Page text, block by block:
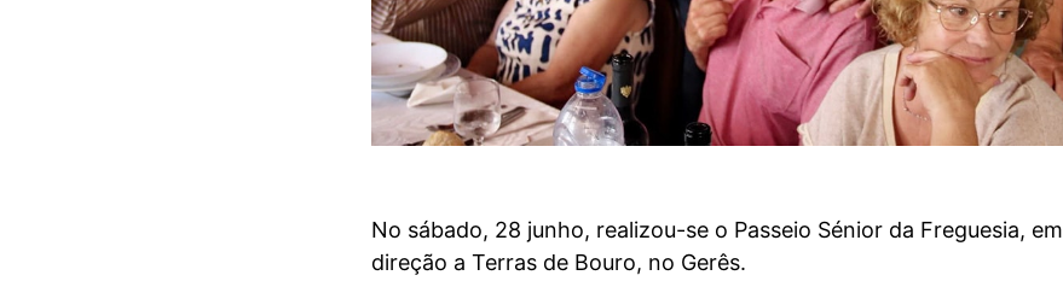
No sábado, 28 junho, realizou-se o Passeio Sénior da Freguesia, em
direção a Terras de Bouro, no Gerês.